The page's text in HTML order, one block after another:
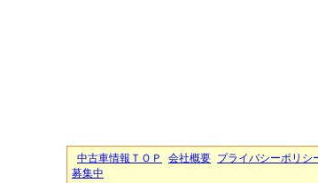
中古車情報ＴＯＰ 会社概要 プライバシーポリシ
募集中